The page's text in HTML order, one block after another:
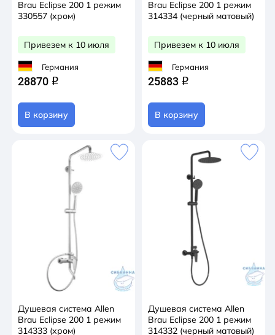
Brau Eclipse 200 1 режим
330557 (хром)
Привезем к 10 июля
Германия
28870 q
В корзину
Brau Eclipse 200 1 режим
314334 (черный матовый)
Привезем к 10 июля
Германия
25883 q
В корзину
Душевая система Allen
Brau Eclipse 200 1 режим
314333 (хром)
Душевая система Allen
Brau Eclipse 200 1 режим
314332 (черный матовый)